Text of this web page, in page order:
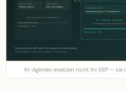
KI-Agenten ersetzen nicht Ihr ERP —